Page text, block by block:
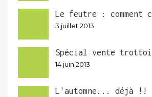
Le feutre :
3 juillet 2013
Spécial vente
14 juin 2013
L'automne... déjà !!